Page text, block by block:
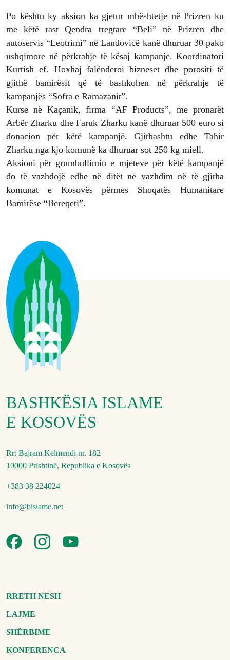
Po kështu ky aksion ka gjetur mbështetje në Prizren ku
me këtë rast Qendra tregtare “Beli” në Prizren dhe
autoservis “Leotrimi” në Landovicë kanë dhuruar 30 pako
ushqimore në përkrahje të kësaj kampanje. Koordinatori
Kurtish ef. Hoxhaj falënderoi bizneset dhe porositi të
gjithë bamirësit që të bashkohen në përkrahje të
kampanjës “Sofra e Ramazanit”.
Kurse në Kaçanik, firma “AF Products”, me pronarët
Arbër Zharku dhe Faruk Zharku kanë dhuruar 500 euro si
donacion për këtë kampanjë. Gjithashtu edhe Tahir
Zharku nga kjo komunë ka dhuruar sot 250 kg miell.
Aksioni për grumbullimin e mjeteve për këtë kampanjë
do të vazhdojë edhe në ditët në vazhdim në të gjitha
komunat e Kosovës përmes Shoqatës Humanitare
Bamirëse “Bereqeti”.
BASHKËSIA ISLAME
E KOSOVËS
Rr: Bajram Kelmendi nr. 182
10000 Prishtinë, Republika e Kosovës
+383 38 224024
info@bislame.net
RRETH NESH
LAJME
SHËRBIME
KONFERENCA